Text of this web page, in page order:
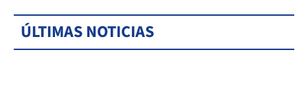
ÚLTIMAS NOTICIAS